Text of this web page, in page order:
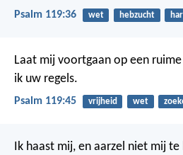
Psalm 119:36 wet hebzucht
Laat mij voortgaan op een
ik uw regels.
Psalm 119:45 vrijheid wet
Ik haast mij, en aarzel niet mij te